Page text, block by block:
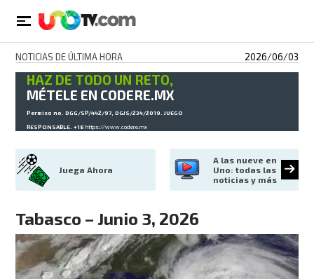
NOTICIAS DE ÚLTIMA HORA 2026/06/03
HAZ DE TODO UN RETO,
MÉTELE EN CODERE.MX
Permiso no. DGG/SP/442/97, DGJS/234/2019. JUEGO
RESPONSABLE. +18https://www.codere.mx
Juega Ahora
A las nueve en
Uno: todas las
noticias y más
Tabasco – Junio 3, 2026